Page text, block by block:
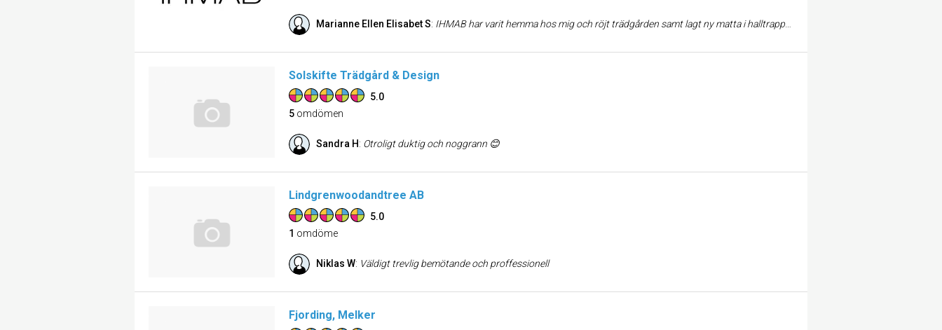
Marianne Ellen Elisabet S: IHMAB har varit hemma hos mig och röjt trädgården samt lagt ny matta i halltrappan. Jag är väldigt nöjd och kan verkligen rekommendera dem! Om ni vill se resultatet får ni gärna komma förbi och kolla. Ha en bra dag! /Marianne i Ljungskile
Solskifte Trädgård & Design
5.0
5 omdömen
Sandra H: Otroligt duktig och noggrann 😊
Lindgrenwoodandtree AB
5.0
1 omdöme
Niklas W: Väldigt trevlig bemötande och proffessionell
Fjording, Melker